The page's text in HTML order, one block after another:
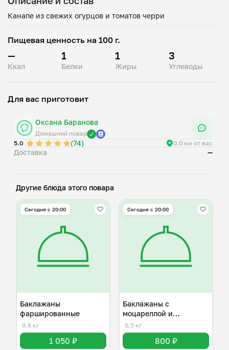
Пищевая ценность на 100 г.
—
Ккал
1
Белки
1
Жиры
3
Углеводы
Для вас приготовит
Оксана Баранова
Домашний повар
5.0
(74) 0.0 км от вас
Доставка —
Другие блюда этого повара
Сегодня с 20:00
Баклажаны
фаршированные
0,6 кг
1 050 ₽
Сегодня с 20:00
Баклажаны с
моцареллой и
помидорами
0,5 кг
800 ₽